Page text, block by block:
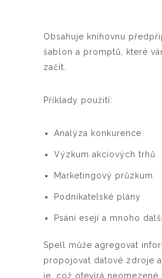
Obsahuje knihovnu
šablon a promptů, které
začít.
Příklady použití:
Analýza konkurence
Výzkum akciových trhů
Marketingový průzkum
Podnikatelské plány
Psání esejí a mnoho
Spell může agregovat
propojovat datové zdroje
je, což otevírá neomezené